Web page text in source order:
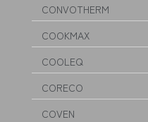
CONVOTHERM
COOKMAX
COOLEQ
CORECO
COVEN